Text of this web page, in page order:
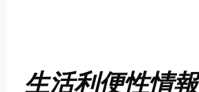
生活利便性情報